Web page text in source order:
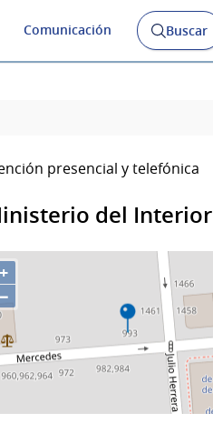
Comunicación
Abrir
buscador
Buscar
presencial y telefónica
del Interior
+
−